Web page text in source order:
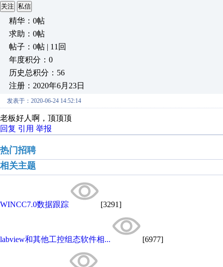
关注 私信
精华：0帖
求助：0帖
帖子：0帖 | 11回
年度积分：0
历史总积分：56
注册：2020年6月23日
发表于：2020-06-24 14:52:14
老板好人啊，顶顶顶
回复 引用 举报
热门招聘
相关主题
WINCC7.0数据跟踪 [3291]
labview和其他工控组态软件相... [6977]